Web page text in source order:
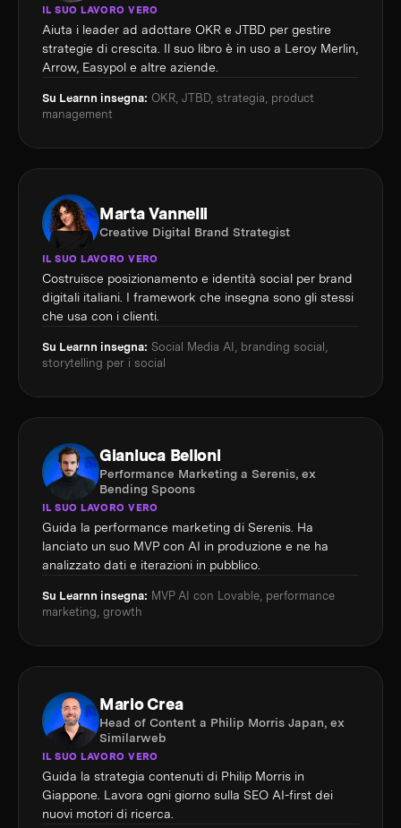
IL SUO LAVORO VERO
Aiuta i leader ad adottare OKR e JTBD per gestire
strategie di crescita. Il suo libro è in uso a Leroy Merlin,
Arrow, Easypol e altre aziende.
Su Learnn insegna: OKR, JTBD, strategia, product
management
Marta Vannelli
Creative Digital Brand Strategist
IL SUO LAVORO VERO
Costruisce posizionamento e identità social per brand
digitali italiani. I framework che insegna sono gli stessi
che usa con i clienti.
Su Learnn insegna: Social Media AI, branding social,
storytelling per i social
Gianluca Belloni
Performance Marketing a Serenis, ex
Bending Spoons
IL SUO LAVORO VERO
Guida la performance marketing di Serenis. Ha
lanciato un suo MVP con AI in produzione e ne ha
analizzato dati e iterazioni in pubblico.
Su Learnn insegna: MVP AI con Lovable, performance
marketing, growth
Mario Crea
Head of Content a Philip Morris Japan, ex
Similarweb
IL SUO LAVORO VERO
Guida la strategia contenuti di Philip Morris in
Giappone. Lavora ogni giorno sulla SEO AI-first dei
nuovi motori di ricerca.